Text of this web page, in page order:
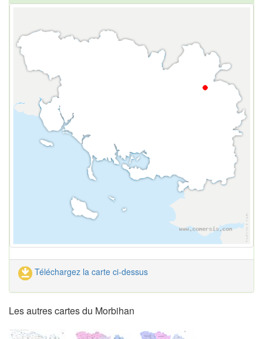
Téléchargez la carte ci-dessus
Les autres cartes du Morbihan